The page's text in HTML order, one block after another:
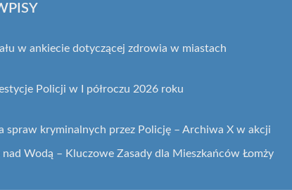
w ankiecie dotyczącej zdrowia w miastach
Policji w I półroczu 2026 roku
spraw kryminalnych przez Policję – Archiwa X w akcji
nad Wodą – Kluczowe Zasady dla Mieszkańców Łomży